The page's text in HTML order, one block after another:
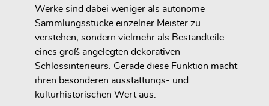
Werke sind dabei weniger als autonome
Sammlungsstücke einzelner Meister zu
verstehen, sondern vielmehr als Bestandteile
eines groß angelegten dekorativen
Schlossinterieurs. Gerade diese Funktion macht
ihren besonderen ausstattungs- und
kulturhistorischen Wert aus.